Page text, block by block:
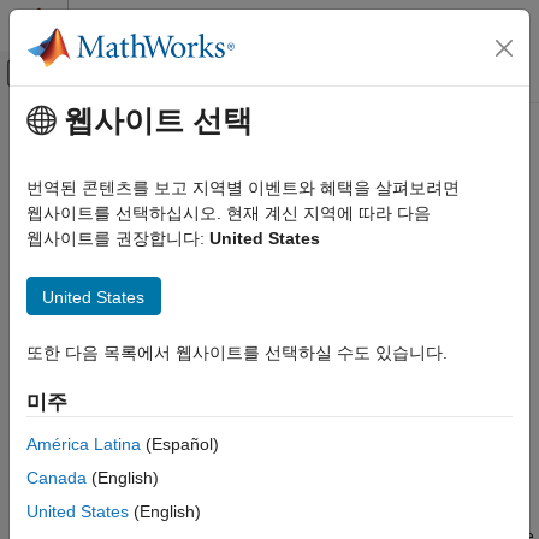
콘텐츠로 바로 가기
오프캔버스 탐색 메뉴 토글
문서 홈
FPGA, ASIC, and SoC Development
HDL Coder
Microchip FPGA and SoC Devices
Custom IP Core Generation
주요 콘텐츠
Custom IP Core Generation
Generate HDL IP core from your DUT for deployment to the
default system reference design or custom reference design
HDL Coder™ can generate a custom HDL IP core that you can
deploy to the Microchip SoC devices. You can integrate the
into your own custom reference design that you register for the
Topics
Generate an IP Core for Microchip SoC Platform from
MATLAB
SoC Icicle
웹사이트 선택
번역된 콘텐츠를 보고 지역별 이벤트와 혜택을 살펴보려면
웹사이트를 선택하십시오. 현재 계신 지역에 따라 다음
웹사이트를 권장합니다: United States
United States
또한 다음 목록에서 웹사이트를 선택하실 수도 있습니다.
미주
América Latina (Español)
Canada (English)
United States (English)